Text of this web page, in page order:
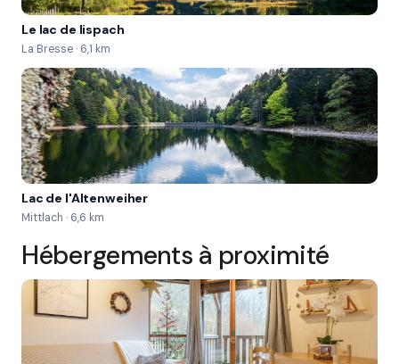
Le lac de lispach
La Bresse · 6,1 km
Lac de l'Altenweiher
Mittlach · 6,6 km
Hébergements à proximité